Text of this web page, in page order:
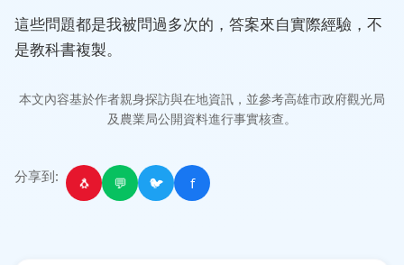
這些問題都是我被問過多次的，答案來自實際經驗，不
是教科書複製。
本文內容基於作者親身探訪與在地資訊，並參考高雄市政府觀光局
及農業局公開資料進行事實核查。
分享到: 🐧 💬 🐦 f